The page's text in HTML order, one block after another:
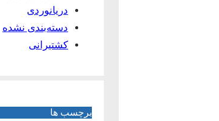
دریانوردی
دسته‌بندی نشده
کشتیرانی
برچسب ها